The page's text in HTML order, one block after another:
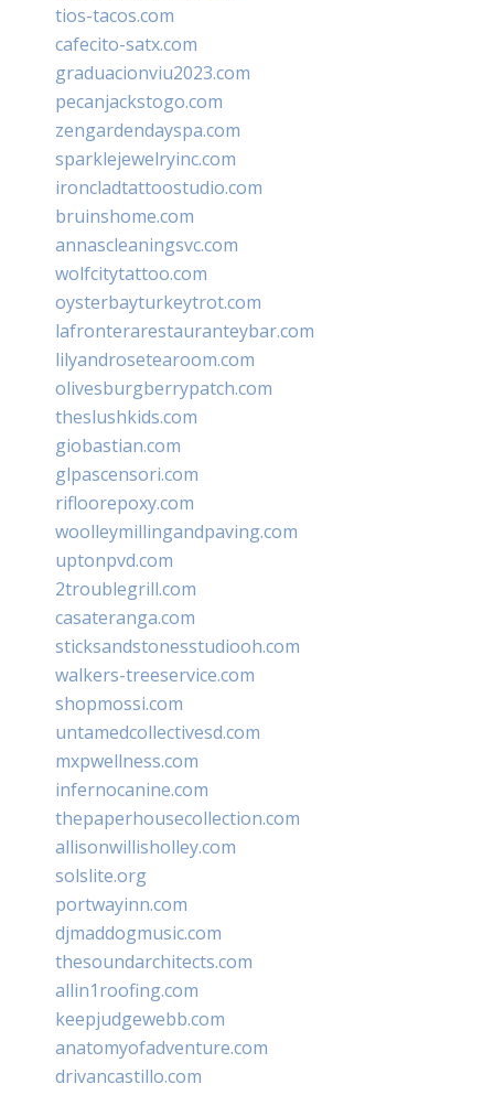
tios-tacos.com
cafecito-satx.com
graduacionviu2023.com
pecanjackstogo.com
zengardendayspa.com
sparklejewelryinc.com
ironcladtattoostudio.com
bruinshome.com
annascleaningsvc.com
wolfcitytattoo.com
oysterbayturkeytrot.com
lafronterarestauranteybar.com
lilyandrosetearoom.com
olivesburgberrypatch.com
theslushkids.com
giobastian.com
glpascensori.com
rifloorepoxy.com
woolleymillingandpaving.com
uptonpvd.com
2troublegrill.com
casateranga.com
sticksandstonesstudiooh.com
walkers-treeservice.com
shopmossi.com
untamedcollectivesd.com
mxpwellness.com
infernocanine.com
thepaperhousecollection.com
allisonwillisholley.com
solslite.org
portwayinn.com
djmaddogmusic.com
thesoundarchitects.com
allin1roofing.com
keepjudgewebb.com
anatomyofadventure.com
drivancastillo.com